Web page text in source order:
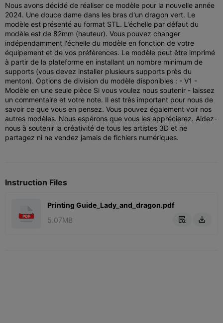
Nous avons décidé de réaliser ce modèle pour la nouvelle année
2024. Une douce dame dans les bras d'un dragon vert. Le
modèle est présenté au format STL. L'échelle par défaut du
modèle est de 82mm (hauteur). Vous pouvez changer
indépendamment l'échelle du modèle en fonction de votre
équipement et de vos préférences. Le modèle peut être imprimé
à partir de la plateforme en installant un nombre minimum de
supports (vous devez installer plusieurs supports près du
menton). Options de division du modèle disponibles : - V1 -
Modèle en une seule pièce Si vous voulez nous soutenir - laissez
un commentaire et votre note. Il est très important pour nous de
savoir ce que vous en pensez. Vous pouvez également voir nos
autres modèles. Nous espérons que vous les apprécierez. Aidez-
nous à soutenir la créativité de tous les artistes 3D et ne
partagez ni ne vendez jamais de fichiers numériques.
Instruction Files
Printing Guide_Lady_and_dragon.pdf
5.07MB
 